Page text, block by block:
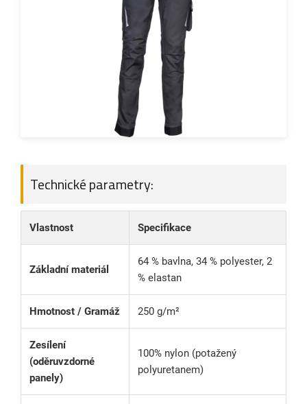
Technické parametry:
Vlastnost Specifikace
Základní materiál
64 % bavlna, 34 % polyester, 2
% elastan
Hmotnost / Gramáž 250 g/m²
Zesílení
(oděruvzdorné
panely)
100% nylon (potažený
polyuretanem)